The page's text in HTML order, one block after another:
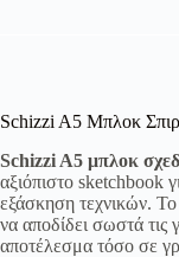
Schizzi A5 Μπλοκ
Schizzi A5 μπλοκ
αξιόπιστο sketchbook
εξάσκηση τεχνικών.
να αποδίδει σωστά τις
αποτέλεσμα τόσο σε